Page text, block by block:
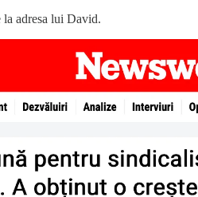
la adresa lui David.